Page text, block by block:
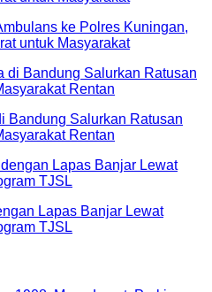
ke Polres Kuningan,
untuk Masyarakat
Bandung Salurkan Ratusan
Rentan
Lapas Banjar Lewat
TJSL